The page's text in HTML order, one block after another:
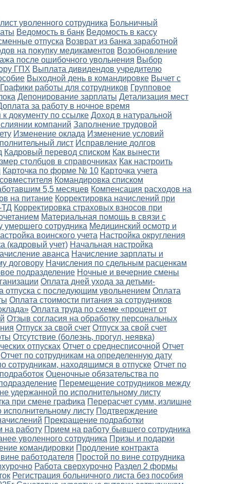
уволенного сотрудника Больничный
Ведомость в банк Ведомость в кассу
отпуска Возврат из банка заработной
на покупку медикаментов Возобновление
после ошибочного увольнения Выбор
ГПХ Выплата дивидендов учредителю
Выходной день в командировке Вычет с
Графики работы для сотрудников Групповое
Депонирование зарплаты Детализация мест
за работу в ночное время
к документу по ссылке Доход в натуральной
компаний Заполнение трудовой
Изменение оклада Изменение условий
лист Исправление долгов
Кадровый перевод списком Как вынести
столбцов в справочниках Как настроить
Карточка по форме № 10 Карточка учета
Командировка списком
5,5 месяцев Компенсация расходов на
на питание Корректировка начислений при
ТД Корректировка страховых взносов при
Материальная помощь в связи с
сотрудника Медицинский осмотр и
воинского учета Настройка округления
(кадровый учет) Начальная настройка
аванса Начисление зарплаты и
договору Начисления по сдельным расценкам
подразделение Ночные и вечерние смены
Оплата дней ухода за детьми-
отпуска с последующим увольнением Оплата
Оплата стоимости питания за сотрудников
Оплата труда по схеме «процент от
Отзыв согласия на обработку персональных
Отпуск за свой счет Отпуск за свой счет
Отсутствие (болезнь, прогул, неявка)
отпусках Отчет о среднесписочной Отчет
Отчет по сотрудникам на определенную дату
сотрудникам, находящимся в отпуске Отчет по
Оценочные обязательства по
Перемещение сотрудников между
удержанной по исполнительному листу
при смене графика Перерасчет сумм, излишне
листу Подтверждение
Прекращение подработки
на работу Прием на работу бывшего сотрудника
уволенного сотрудника Призы и подарки
командировки Продление контракта
работодателя Простой по вине сотрудника
Работа сверхурочно Раздел 2 формы
Регистрация больничного листа без пособия